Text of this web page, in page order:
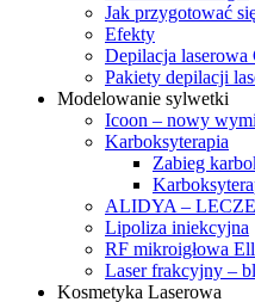
Jak przygotować
Efekty
Depilacja laserowa
Pakiety depilacji
Modelowanie sylwetki
Icoon – nowy
Karboksyterapia
Zabieg
ALIDYA –
Lipoliza iniekcyjna
RF mikroigłowa
Laser frakcyjny –
Kosmetyka Laserowa